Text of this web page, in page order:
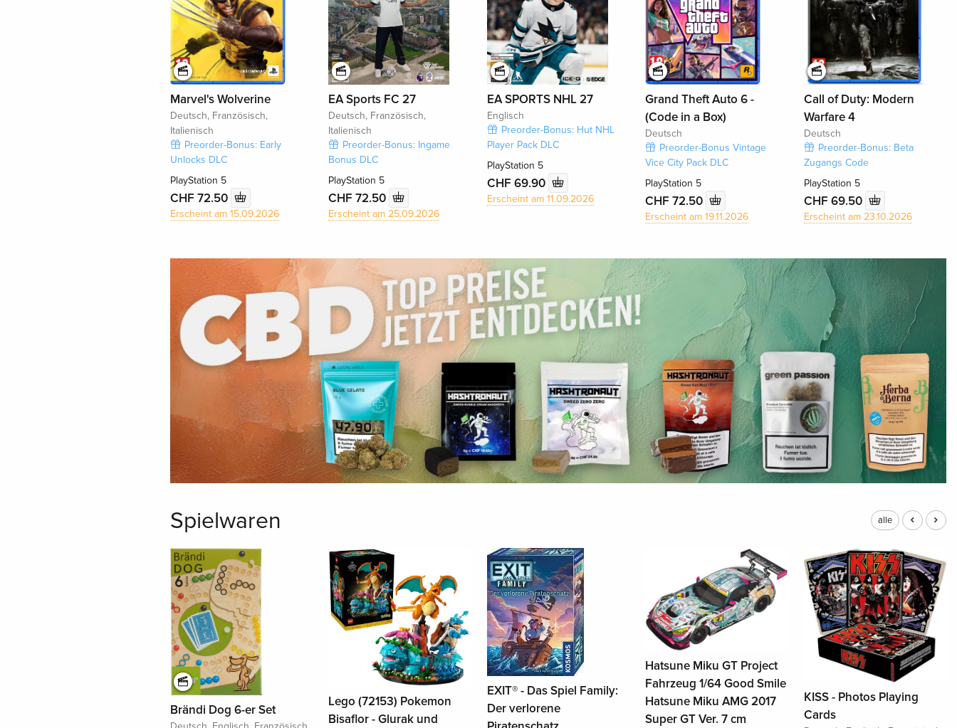
Marvel's Wolverine
Deutsch, Französisch,
Italienisch
Preorder-Bonus: Early
Unlocks DLC
PlayStation 5
CHF 72.50
Erscheint am 15.09.2026
EA Sports FC 27
Deutsch, Französisch,
Italienisch
Preorder-Bonus: Ingame
Bonus DLC
PlayStation 5
CHF 72.50
Erscheint am 25.09.2026
EA SPORTS NHL 27
Englisch
Preorder-Bonus: Hut NHL
Player Pack DLC
PlayStation 5
CHF 69.90
Erscheint am 11.09.2026
Grand Theft Auto 6 -
(Code in a Box)
Deutsch
Preorder-Bonus Vintage
Vice City Pack DLC
PlayStation 5
CHF 72.50
Erscheint am 19.11.2026
Call of Duty: Modern
Warfare 4
Deutsch
Preorder-Bonus: Beta
Zugangs Code
PlayStation 5
CHF 69.50
Erscheint am 23.10.2026
Spielwaren alle
Brändi Dog 6-er Set
Lego (72153) Pokemon
Bisaflor - Glurak und
EXIT® - Das Spiel Family:
Der verlorene
Hatsune Miku GT Project
Fahrzeug 1/64 Good Smile
Hatsune Miku AMG 2017
Super GT Ver. 7 cm
KISS - Photos Playing
Cards